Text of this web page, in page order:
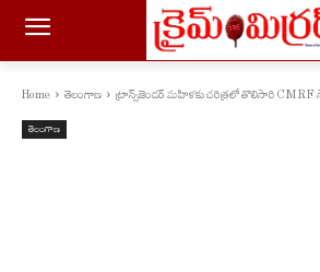
Home తెలంగాణ ట్రాన్స్‌జెండర్ మహిళకు చరిత్రలో తొలిసారి
తెలంగాణ